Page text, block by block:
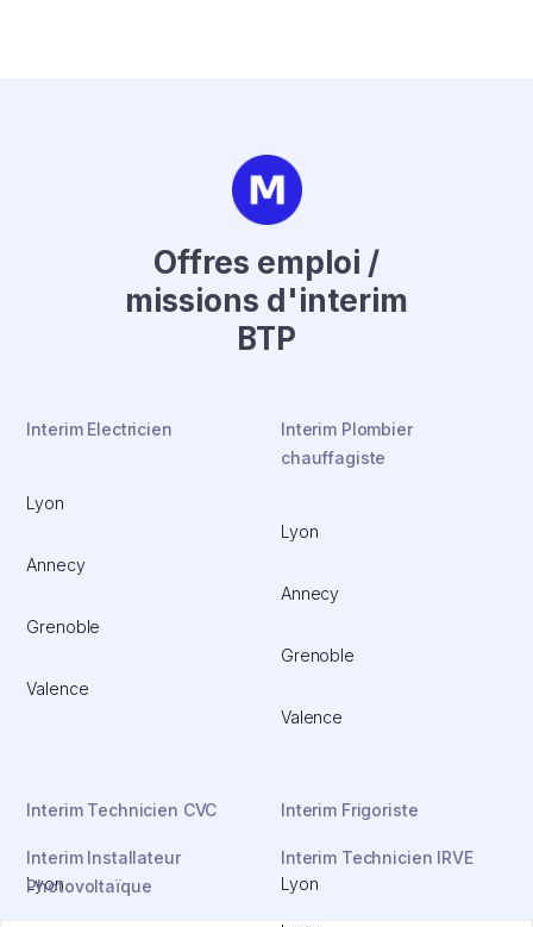
Offres emploi /
missions d'interim
BTP
Interim Electricien
Lyon
Annecy
Grenoble
Valence
Interim Plombier
chauffagiste
Lyon
Annecy
Grenoble
Valence
Interim Technicien CVC
Lyon
Interim Frigoriste
Lyon
Interim Installateur
Photovoltaïque
Interim Technicien IRVE